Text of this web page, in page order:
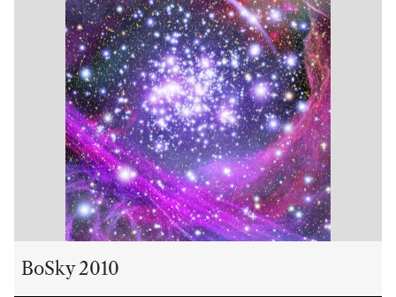
BoSky 2010